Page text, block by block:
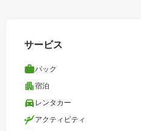
サービス
パック
宿泊
レンタカー
アクティビティ